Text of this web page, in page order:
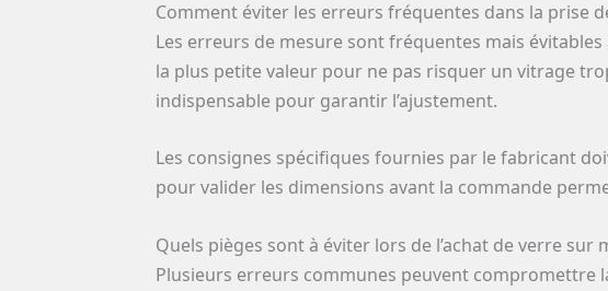
Comment éviter les erreurs fréquentes dans la prise
Les erreurs de mesure sont fréquentes mais
la plus petite valeur pour ne pas risquer un vitrage
indispensable pour garantir l’ajustement.
Les consignes spécifiques fournies par le fabricant
pour valider les dimensions avant la commande
Quels pièges sont à éviter lors de l’achat de verre sur
Plusieurs erreurs communes peuvent compromettre